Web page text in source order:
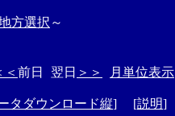
方選択 ～
＜ 前日 翌日 ＞＞ 月単位表示
タダウンロード縦] [説明]